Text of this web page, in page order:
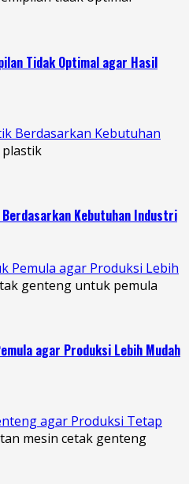
Tidak Optimal agar Hasil
Berdasarkan Kebutuhan
Kebutuhan Industri
Pemula agar Produksi Lebih
agar Produksi Lebih Mudah
agar Produksi Tetap